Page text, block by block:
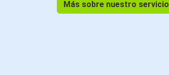
Más sobre nuestro servicio